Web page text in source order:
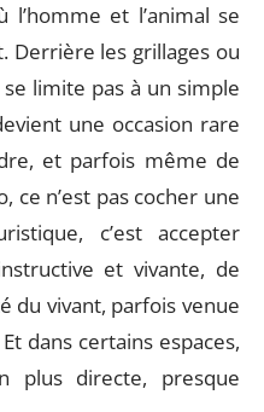
et l’animal se
Derrière les grillages ou
limite pas à un simple
une occasion rare
et parfois même de
ce n’est pas cocher une
c’est accepter
et vivante, de
du vivant, parfois venue
dans certains espaces,
plus directe, presque